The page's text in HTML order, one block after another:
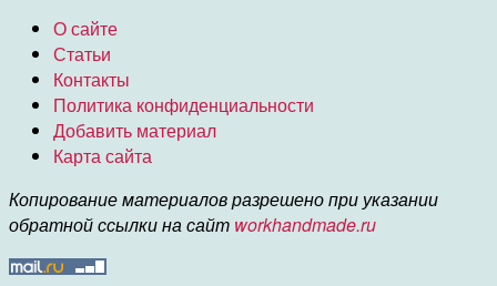
О сайте
Статьи
Контакты
Политика конфиденциальности
Добавить материал
Карта сайта
Копирование материалов разрешено при указании
обратной ссылки на сайт workhandmade.ru